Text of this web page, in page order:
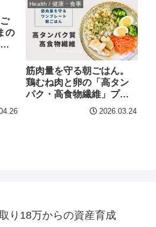
の
Health / 健康・食事
筋肉量を守る朝ごはん。
鶏むね肉と卵の「高タン
パク・高食物繊維」プレ
2026.03.24
り18万からの資産育成